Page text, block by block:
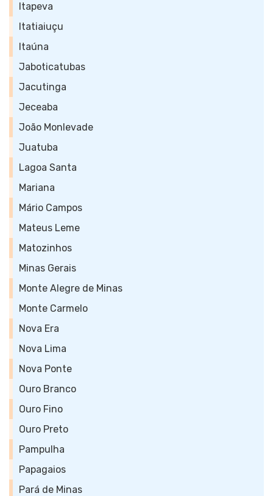
Itapeva
Itatiaiuçu
Itaúna
Jaboticatubas
Jacutinga
Jeceaba
João Monlevade
Juatuba
Lagoa Santa
Mariana
Mário Campos
Mateus Leme
Matozinhos
Minas Gerais
Monte Alegre de Minas
Monte Carmelo
Nova Era
Nova Lima
Nova Ponte
Ouro Branco
Ouro Fino
Ouro Preto
Pampulha
Papagaios
Pará de Minas